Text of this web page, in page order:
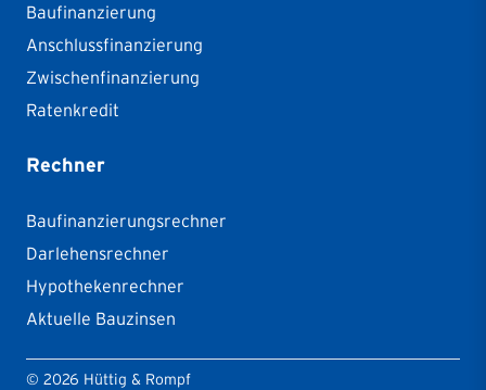
Baufinanzierung
Anschlussfinanzierung
Zwischenfinanzierung
Ratenkredit
Rechner
Baufinanzierungsrechner
Darlehensrechner
Hypothekenrechner
Aktuelle Bauzinsen
© 2026 Hüttig & Rompf